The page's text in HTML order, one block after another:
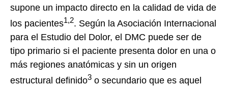
supone un impacto directo en la calidad de vida de
los pacientes1,2. Según la Asociación Internacional
para el Estudio del Dolor, el DMC puede ser de
tipo primario si el paciente presenta dolor en una o
más regiones anatómicas y sin un origen
estructural definido3 o secundario que es aquel